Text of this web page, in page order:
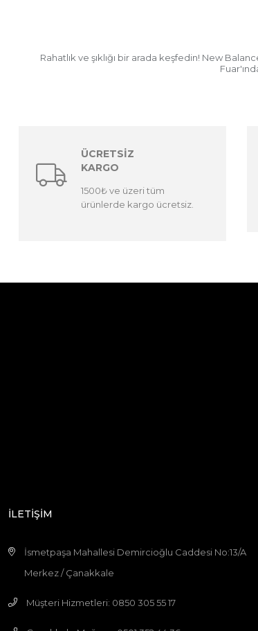
Rahatlık ve şıklığı bir arada keşfedin! New
ÜCRETSİZ
KARGO
1500₺ ve üzeri tüm
ürünlerde kargo ücretsiz.
İLETİŞİM
İsmetpaşa Mahallesi Demircioğlu Caddesi No:13/A
Merkez / Çanakkale
Müşteri Hizmetleri: 0850 305 55 17